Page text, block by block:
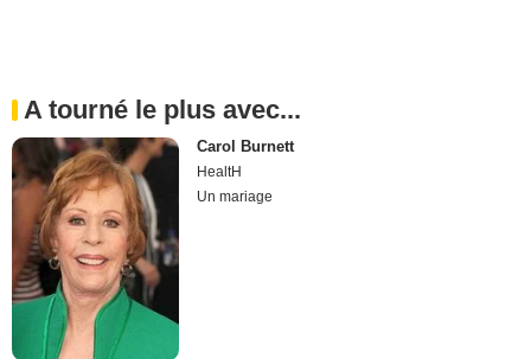
A tourné le plus avec...
Carol Burnett
HealtH
Un mariage